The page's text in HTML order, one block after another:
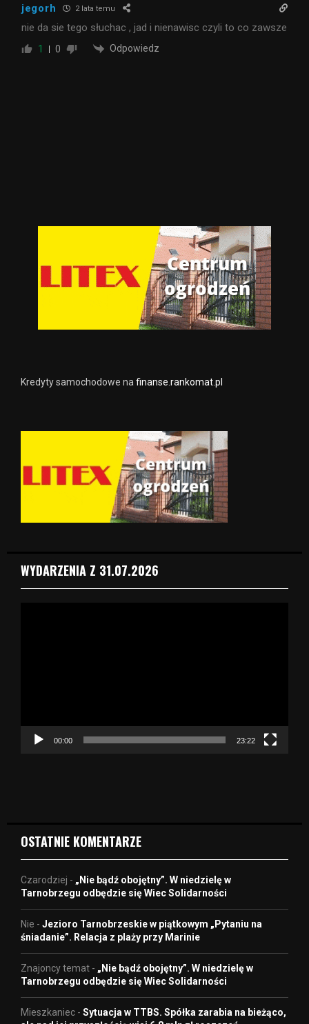
jegorh 2 lata temu
nie da sie tego słuchac , jad i nienawisc czyli to co zawsze
1 0 Odpowiedz
Kredyty samochodowe na finanse.rankomat.pl
WYDARZENIA Z 31.07.2026
c
00:00 23:22
OSTATNIE KOMENTARZE
Czarodziej - „Nie bądź obojętny”. W niedzielę w
Tarnobrzegu odbędzie się Wiec Solidarności
Nie - Jezioro Tarnobrzeskie w piątkowym „Pytaniu na
śniadanie”. Relacja z plaży przy Marinie
Znajoncy temat - „Nie bądź obojętny”. W niedzielę w
Tarnobrzegu odbędzie się Wiec Solidarności
Mieszkaniec - Sytuacja w TTBS. Spółka zarabia na bieżąco,